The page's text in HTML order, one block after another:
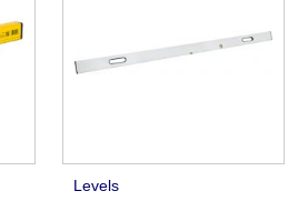
Levels